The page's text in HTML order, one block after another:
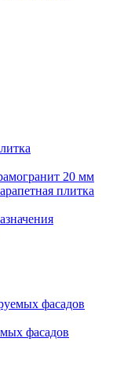
20 мм
плитка
фасадов
фасадов